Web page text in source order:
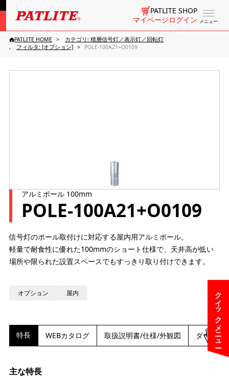
メニュー
PATLITE SHOP
マイページログイン
クイックメニュー
PATLITE HOME
カテゴリ: 積層信号灯／表示灯／回転灯
フィルタ: [オプション]
POLE-100A21+O0109
アルミポール 100mm
POLE-100A21+O0109
信号灯のポール取付けに対応する屋内用アルミポール。
軽量で耐食性に優れた100mmのショート仕様で、天井高が低い
場所や限られた設置スペースでもすっきり取り付けできます。
オプション 屋内
特長 WEBカタログ 取扱説明書/仕様/外観図 ダウンロ
主な特長